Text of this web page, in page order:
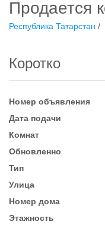
Продается
Республика Татарстан /
Коротко
Номер объявления
Дата подачи
Комнат
Обновленно
Тип
Улица
Номер дома
Этажность